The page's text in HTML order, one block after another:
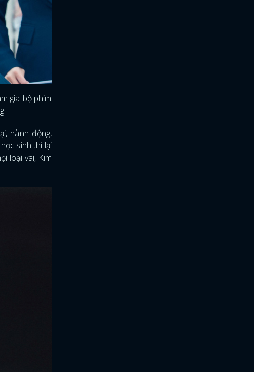
gia bộ phim
hành động,
sinh thì lại
loại vai, Kim